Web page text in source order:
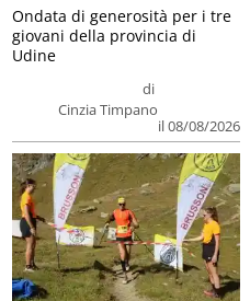
di
Cinzia Timpano
il 08/08/2026
Ondata di generosità per i tre
giovani della provincia di
Udine